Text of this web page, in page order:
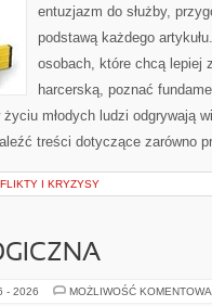
entuzjazm do służby,
podstawą każdego
osobach, które chcą lepiej
harcerską, poznać
młodych ludzi odgrywają
treści dotyczące zarówno
I KRYZYSY
- 2026 MOŻLIWOŚĆ